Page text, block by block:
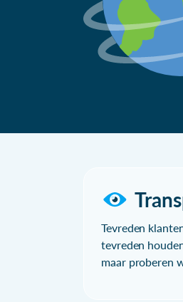
Tevreden
tevreden
maar proberen